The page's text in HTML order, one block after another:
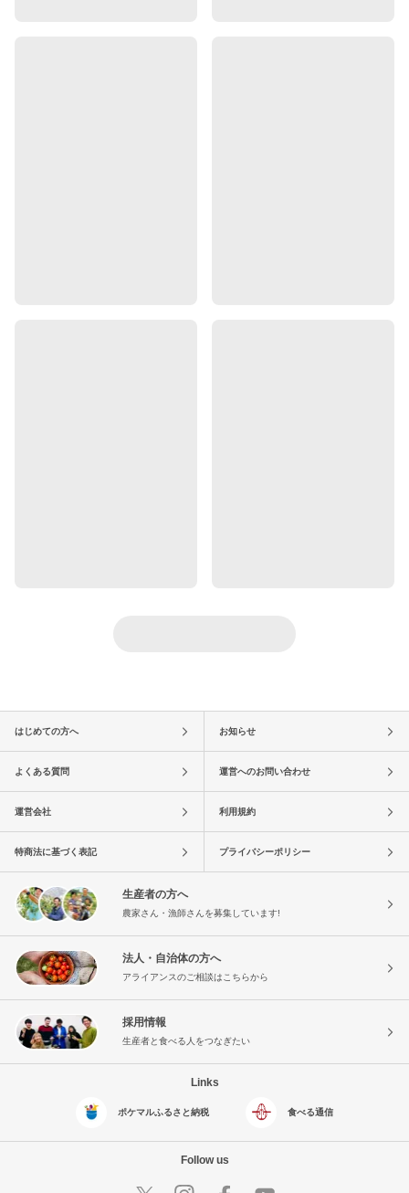
はじめての方へ お知らせ
よくある質問 運営へのお問い合わせ
運営会社 利用規約
特商法に基づく表記 プライバシーポリシー
生産者の方へ
農家さん・漁師さんを募集しています!
法人・自治体の方へ
アライアンスのご相談はこちらから
採用情報
生産者と食べる人をつなぎたい
Links
ポケマルふるさと納税 食べる通信
Follow us